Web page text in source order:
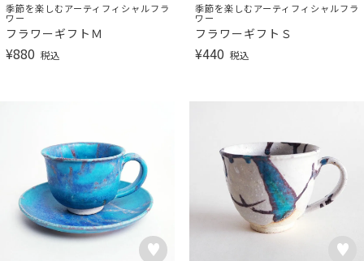
季節を楽しむアーティフィシャルフラ
ワー
フラワーギフトＭ
¥880 税込
季節を楽しむアーティフィシャルフラ
ワー
フラワーギフトＳ
¥440 税込